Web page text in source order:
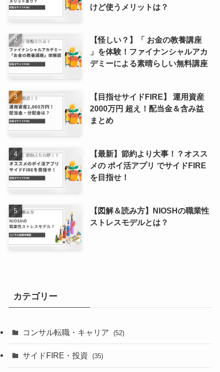
けど使うメリットは？
【怪しい？】「 お金の教養講座
」を体験！ファイナンシャルアカ
デミーによる素晴らしい無料講座
【目指せサイドFIRE】 運用資産
2000万円 超え！配当金＆含み益
まとめ
【最新】節約より大事！？オスス
メの ポイ活アプリ でサイドFIRE
を目指せ！
【図解＆読み方】NIOSHの職業性
ストレスモデルとは？
カテゴリー
コンサル転職・キャリア (52)
サイドFIRE・投資 (35)